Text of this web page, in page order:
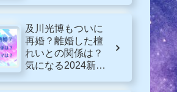
及川光博もついに
再婚？離婚した檀
れいとの関係は？
気になる2024新ド